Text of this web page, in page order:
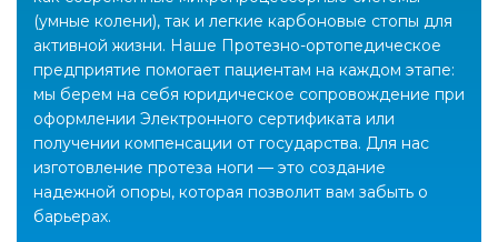
(умные колени), так и легкие карбоновые стопы для
активной жизни. Наше Протезно-ортопедическое
предприятие помогает пациентам на каждом этапе:
мы берем на себя юридическое сопровождение при
оформлении Электронного сертификата или
получении компенсации от государства. Для нас
изготовление протеза ноги — это создание
надежной опоры, которая позволит вам забыть о
барьерах.